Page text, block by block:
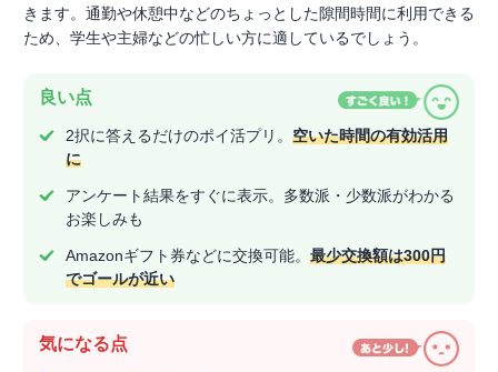
きます。通勤や休憩中などのちょっとした隙間時間に利用できる
ため、学生や主婦などの忙しい方に適しているでしょう。
良い点
2択に答えるだけのポイ活プリ。 空いた時間の有効活用
に
アンケート結果をすぐに表示。多数派・少数派がわかる
お楽しみも
Amazonギフト券などに交換可能。 最少交換額は300円
でゴールが近い
気になる点